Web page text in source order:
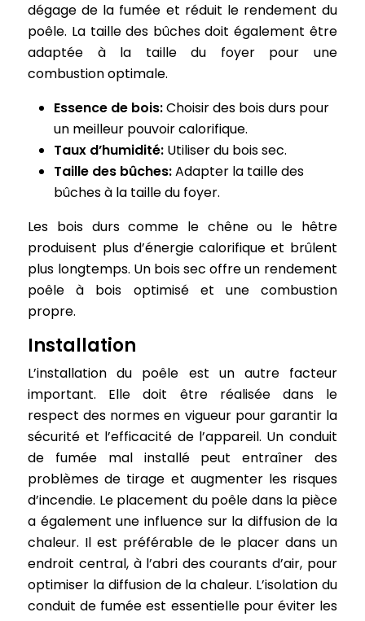
dégage de la fumée et réduit le rendement du
poêle. La taille des bûches doit également être
adaptée à la taille du foyer pour une
combustion optimale.
Essence de bois:Choisir des bois durs pour
un meilleur pouvoir calorifique.
Taux d’humidité: Utiliser du bois sec.
Taille des bûches:Adapter la taille des
bûches à la taille du foyer.
Les bois durs comme le chêne ou le hêtre
produisent plus d’énergie calorifique et brûlent
plus longtemps. Un bois sec offre un rendement
poêle à bois optimisé et une combustion
propre.
Installation
L’installation du poêle est un autre facteur
important. Elle doit être réalisée dans le
respect des normes en vigueur pour garantir la
sécurité et l’efficacité de l’appareil. Un conduit
de fumée mal installé peut entraîner des
problèmes de tirage et augmenter les risques
d’incendie. Le placement du poêle dans la pièce
a également une influence sur la diffusion de la
chaleur. Il est préférable de le placer dans un
endroit central, à l’abri des courants d’air, pour
optimiser la diffusion de la chaleur. L’isolation du
conduit de fumée est essentielle pour éviter les